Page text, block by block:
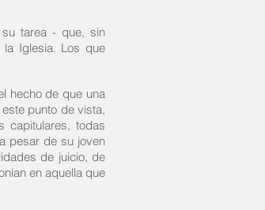
su tarea - que, sin
Iglesia. Los que
hecho de que una
punto de vista,
capitulares, todas
pesar de su joven
de juicio, de
en aquella que